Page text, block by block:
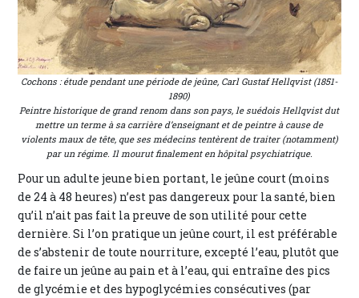
Cochons : étude pendant une période de jeûne, Carl Gustaf Hellqvist (1851-
1890)
Peintre historique de grand renom dans son pays, le suédois Hellqvist dut
mettre un terme à sa carrière d’enseignant et de peintre à cause de
violents maux de tête, que ses médecins tentèrent de traiter (notamment)
par un régime. Il mourut finalement en hôpital psychiatrique.
Pour un adulte jeune bien portant, le jeûne court (moins
de 24 à 48 heures) n’est pas dangereux pour la santé, bien
qu’il n’ait pas fait la preuve de son utilité pour cette
dernière. Si l’on pratique un jeûne court, il est préférable
de s’abstenir de toute nourriture, excepté l’eau, plutôt que
de faire un jeûne au pain et à l’eau, qui entraîne des pics
de glycémie et des hypoglycémies consécutives (par